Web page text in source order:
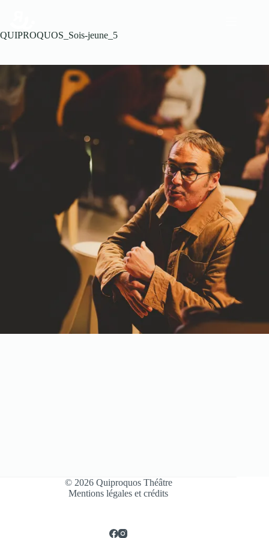
QUIPROQUOS_Sois-jeune_5
© 2026 Quiproquos Théâtre
Mentions légales et crédits